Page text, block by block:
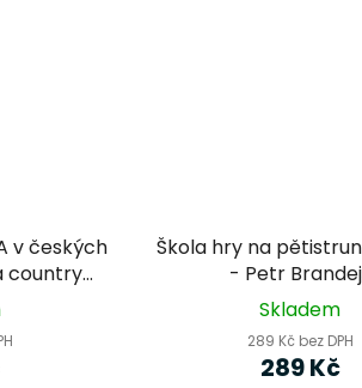
v českých
country
Škola hry na
- Petr
Skladem
289 Kč bez DPH
289 Kč